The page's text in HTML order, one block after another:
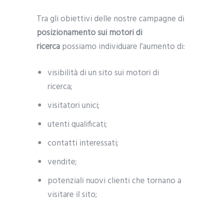
Tra gli obiettivi delle nostre campagne di
posizionamento sui motori di
ricercapossiamo individuare l’aumento di:
visibilità di un sito sui motori di
ricerca;
visitatori unici;
utenti qualificati;
contatti interessati;
vendite;
potenziali nuovi clienti che tornano a
visitare il sito;